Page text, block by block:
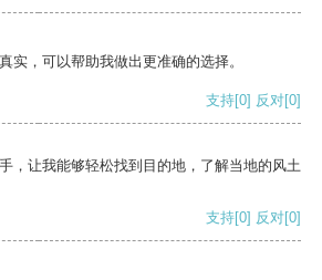
实，可以帮助我做出更准确的选择。
支持[0] 反对[0]
，让我能够轻松找到目的地，了解当地的风土
支持[0] 反对[0]